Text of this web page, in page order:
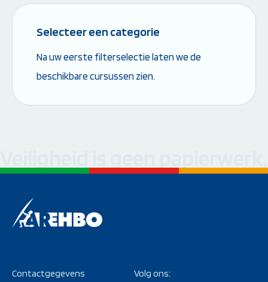
Bekijk alle
Weet je niet goed welke cursus jij
Selecteer een categorie
Na uw eerste filterselectie laten we de
beschikbare cursussen zien.
Contactgegevens Volg ons: